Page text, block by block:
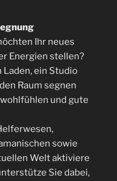
Ihr neues
Energien stellen?
ein Studio
Raum segnen
und gute
sowie
Welt aktiviere
Sie dabei,